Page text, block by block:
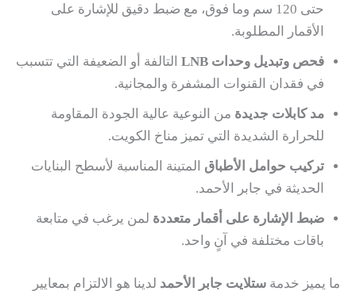
حتى 120 سم وما فوق، مع ضبط دقيق للإشارة على
الأقمار المطلوبة.
فحص وتبديل وحدات LNB
التالفة أو الضعيفة التي تتسبب
في فقدان القنوات المشفرة والمجانية.
مد كابلات جديدة من النوعية عالية الجودة المقاومة
للحرارة الشديدة التي تميز مناخ الكويت.
تركيب حوامل الأطباق المتينة المناسبة لأسطح البنايات
الحديثة في جابر الأحمد.
ضبط الإشارة على أقمار متعددة لمن يرغب في متابعة
باقات مختلفة في آنٍ واحد.
ما يميز خدمة ستلايت جابر الأحمد لدينا هو الالتزام بمعايير